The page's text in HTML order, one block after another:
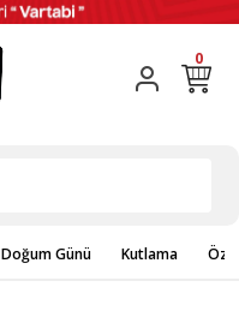
0
Doğum Günü Kutlama